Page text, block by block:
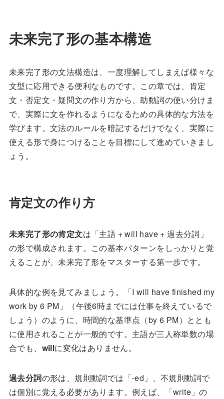
未来完了形の基本構造
未来完了形の文法構造は、一度理解してしまえば様々な
文型に応用できる便利なものです。この章では、肯定
文・否定文・疑問文の作り方から、助動詞の使い分けま
で、実際に文を作れるようになるための具体的な方法を
学びます。文法のルールを暗記するだけでなく、実際に
使える形で身につけることを目標にして進めていきまし
ょう。
肯定文の作り方
未来完了形の肯定文は「主語 + will have + 過去分詞」
の形で構成されます。この基本パターンをしっかりと覚
えることが、未来完了形をマスターする第一歩です。
具体的な例を見てみましょう。「I will have finished my
work by 6 PM」（午後6時までには仕事を終えているで
しょう）のように、時間的な基準点（by 6 PM）ととも
に使用されることが一般的です。主語が三人称単数の場
合でも、 willに変化はありません。
過去分詞の形は、規則動詞では「-ed」、不規則動詞で
は個別に覚える必要があります。例えば、「write」の